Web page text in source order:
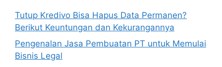
Tutup Kredivo Bisa Hapus Data Permanen?
Berikut Keuntungan dan Kekurangannya
Pengenalan Jasa Pembuatan PT untuk Memulai
Bisnis Legal